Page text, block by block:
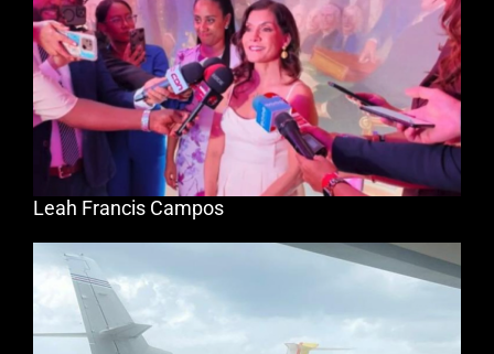
Leah Francis Campos